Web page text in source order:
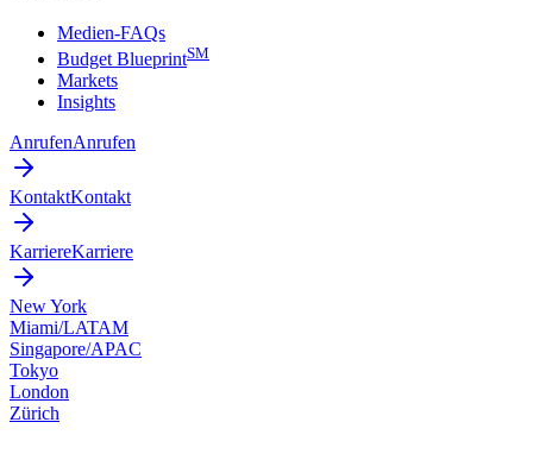
Medien-FAQs
Budget BlueprintSM
Markets
Insights
AnrufenAnrufen
KontaktKontakt
KarriereKarriere
New York
Miami/LATAM
Singapore/APAC
Tokyo
London
Zürich